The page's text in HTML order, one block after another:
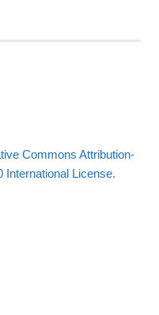
Commons Attribution-
License.